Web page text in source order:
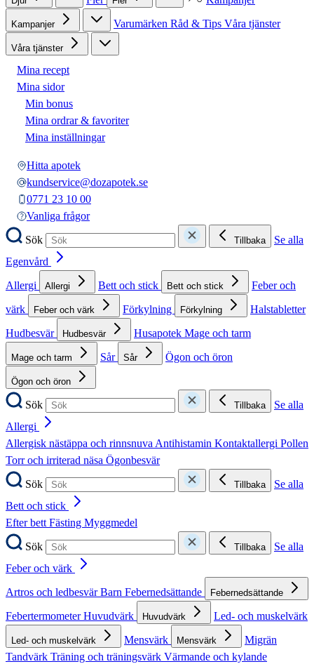
Kampanjer Varumärken Råd & Tips Våra tjänster
Våra tjänster
Mina recept
Mina sidor
Min bonus
Mina ordrar & favoriter
Mina inställningar
Hitta apotek
kundservice@dozapotek.se
0771 23 10 00
Vanliga frågor
Sök
Tillbaka
Se alla
Egenvård
Allergi
Allergi Bett och stick Bett och stick
Feber och
värk
Feber och värk Förkylning Förkylning
Halstabletter
Hudbesvär
Hudbesvär Husapotek Mage och tarm
Mage och tarm Sår Sår Ögon och öron
Ögon och öron
Sök Tillbaka
Se alla
Allergi
Allergisk nästäppa och rinnsnuvaAntihistamin Kontaktallergi Pollen
Torr och irriterad näsa Ögonbesvär
Sök
Tillbaka
Se alla
Bett och stick
Efter bettFästing Myggmedel
Sök
Tillbaka
Se alla
Feber och värk
Artros och ledbesvärBarn Febernedsättande Febernedsättande
FebertermometerHuvudvärk Huvudvärk Led- och muskelvärk
Led- och muskelvärk Mensvärk Mensvärk
Migrän
Tandvärk Träning och träningsvärk Värmande och kylande